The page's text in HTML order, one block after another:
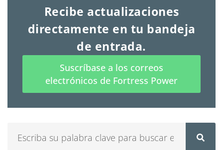
Recibe actualizaciones
directamente en tu bandeja
de entrada.
Suscríbase a los correos
electrónicos de Fortress Power